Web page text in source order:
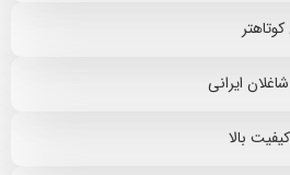
ایرانی
بالا